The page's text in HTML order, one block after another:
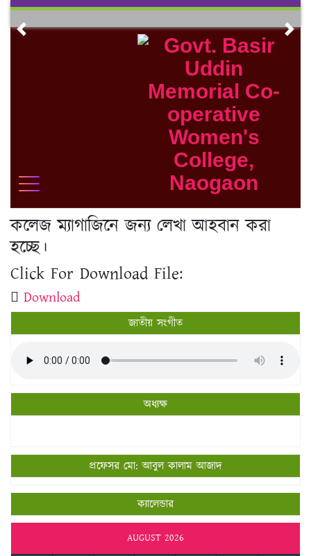
Skip
contentPrevious
কলেজ ম্যাগাজিনে জন্য লেখা আহবান করা
হচ্ছে।
Click For Download File:
Download
জাতীয় সংগীত
অধ্যক্ষ
প্রফেসর মো: আবুল কালাম আজাদ
ক্যালেন্ডার
AUGUST 2026